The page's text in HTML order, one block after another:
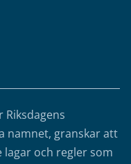
Riksdagens
namnet, granskar att
och regler som